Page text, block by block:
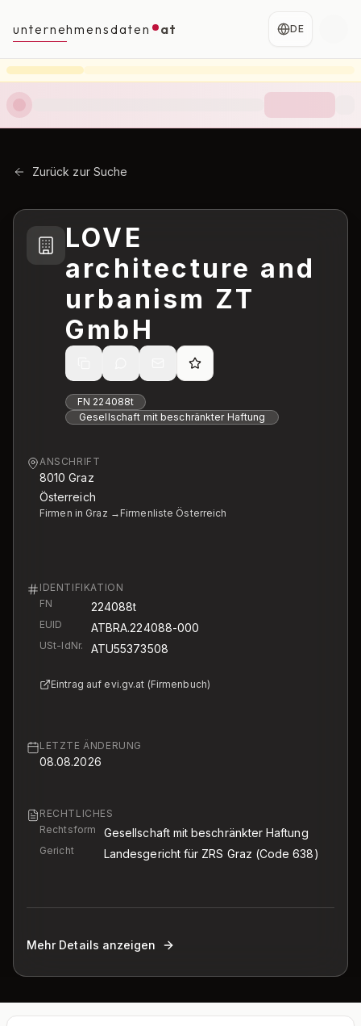
unternehmensdaten at DE
Zurück zur Suche
LOVE
architecture and
urbanism ZT
GmbH
FN 224088t
Gesellschaft mit beschränkter Haftung
ANSCHRIFT
8010Graz
Österreich
Firmen in Graz → Firmenliste Österreich
IDENTIFIKATION
FN
224088t
EUID ATBRA.224088-000
USt-IdNr. ATU55373508
Eintrag auf evi.gv.at (Firmenbuch)
LETZTE ÄNDERUNG
08.08.2026
RECHTLICHES
Rechtsform
Gesellschaft mit beschränkter Haftung
Gericht Landesgericht für ZRS Graz (Code 638)
Mehr Details anzeigen